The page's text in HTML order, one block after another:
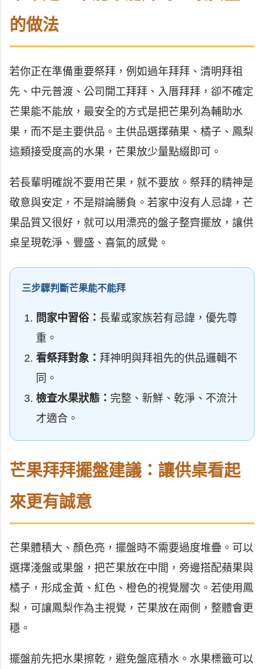
的做法
若你正在準備重要祭拜，例如過年拜拜、清明拜祖
先、中元普渡、公司開工拜拜、入厝拜拜，卻不確定
芒果能不能放，最安全的方式是把芒果列為輔助水
果，而不是主要供品。主供品選擇蘋果、橘子、鳳梨
這類接受度高的水果，芒果放少量點綴即可。
若長輩明確說不要用芒果，就不要放。祭拜的精神是
敬意與安定，不是辯論勝負。若家中沒有人忌諱，芒
果品質又很好，就可以用漂亮的盤子整齊擺放，讓供
桌呈現乾淨、豐盛、喜氣的感覺。
三步驟判斷芒果能不能拜
問家中習俗： 長輩或家族若有忌諱，優先尊
重。
看祭拜對象： 拜神明與拜祖先的供品邏輯不
同。
檢查水果狀態： 完整、新鮮、乾淨、不流汁
才適合。
芒果拜拜擺盤建議：讓供桌看起
來更有誠意
芒果體積大、顏色亮，擺盤時不需要過度堆疊。可以
選擇淺盤或果盤，把芒果放在中間，旁邊搭配蘋果與
橘子，形成金黃、紅色、橙色的視覺層次。若使用鳳
梨，可讓鳳梨作為主視覺，芒果放在兩側，整體會更
穩。
擺盤前先把水果擦乾，避免盤底積水。水果標籤可以